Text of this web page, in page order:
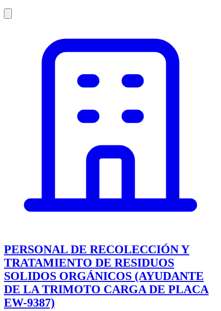
PERSONAL DE RECOLECCIÓN Y
TRATAMIENTO DE RESIDUOS
SOLIDOS ORGÁNICOS (AYUDANTE
DE LA TRIMOTO CARGA DE PLACA
EW-9387)